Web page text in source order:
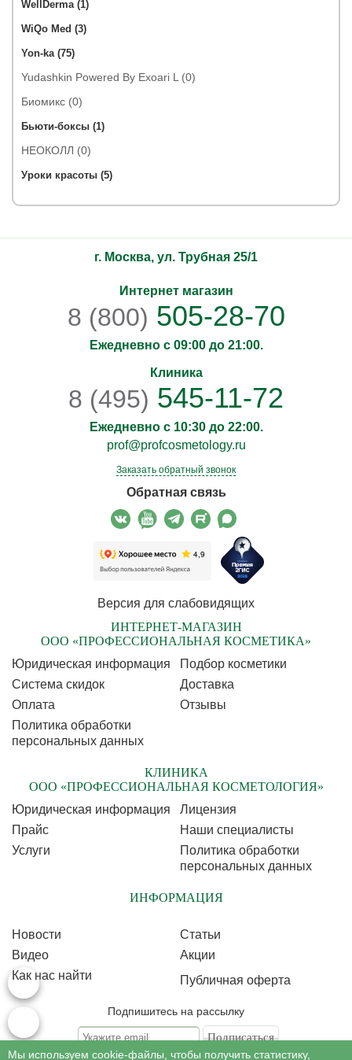
WellDerma (1)
WiQo Med (3)
Yon-ka (75)
Yudashkin Powered By Exoari L (0)
Биомикс (0)
Бьюти-боксы (1)
НЕОКОЛЛ (0)
Уроки красоты (5)
г. Москва, ул. Трубная 25/1
Интернет магазин
8 (800) 505-28-70
Ежедневно с 09:00 до 21:00.
Клиника
8 (495) 545-11-72
Ежедневно с 10:30 до 22:00.
prof@profcosmetology.ru
Заказать обратный звонок
Обратная связь
Версия для слабовидящих
ИНТЕРНЕТ-МАГАЗИН
ООО «ПРОФЕССИОНАЛЬНАЯ КОСМЕТИКА»
Юридическая информация
Подбор косметики
Cистема скидок
Доставка
Оплата
Отзывы
Политика обработки
персональных данных
КЛИНИКА
ООО «ПРОФЕССИОНАЛЬНАЯ КОСМЕТОЛОГИЯ»
Юридическая информация
Лицензия
Прайс
Наши специалисты
Услуги
Политика обработки
персональных данных
ИНФОРМАЦИЯ
Новости
Статьи
Видео
Акции
Как нас найти
Публичная оферта
Подпишитесь на рассылку
Мы используем cookie-файлы, чтобы получить статистику,